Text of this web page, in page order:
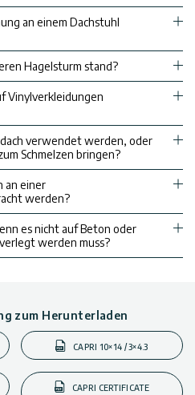
an einem Dachstuhl
Hagelsturm stand?
Vinylverkleidungen
verwendet werden, oder
Schmelzen bringen?
an einer
werden?
es nicht auf Beton oder
werden muss?
zum Herunterladen
CAPRI 10×14 / 3×4.3
CAPRI CERTIFICATE